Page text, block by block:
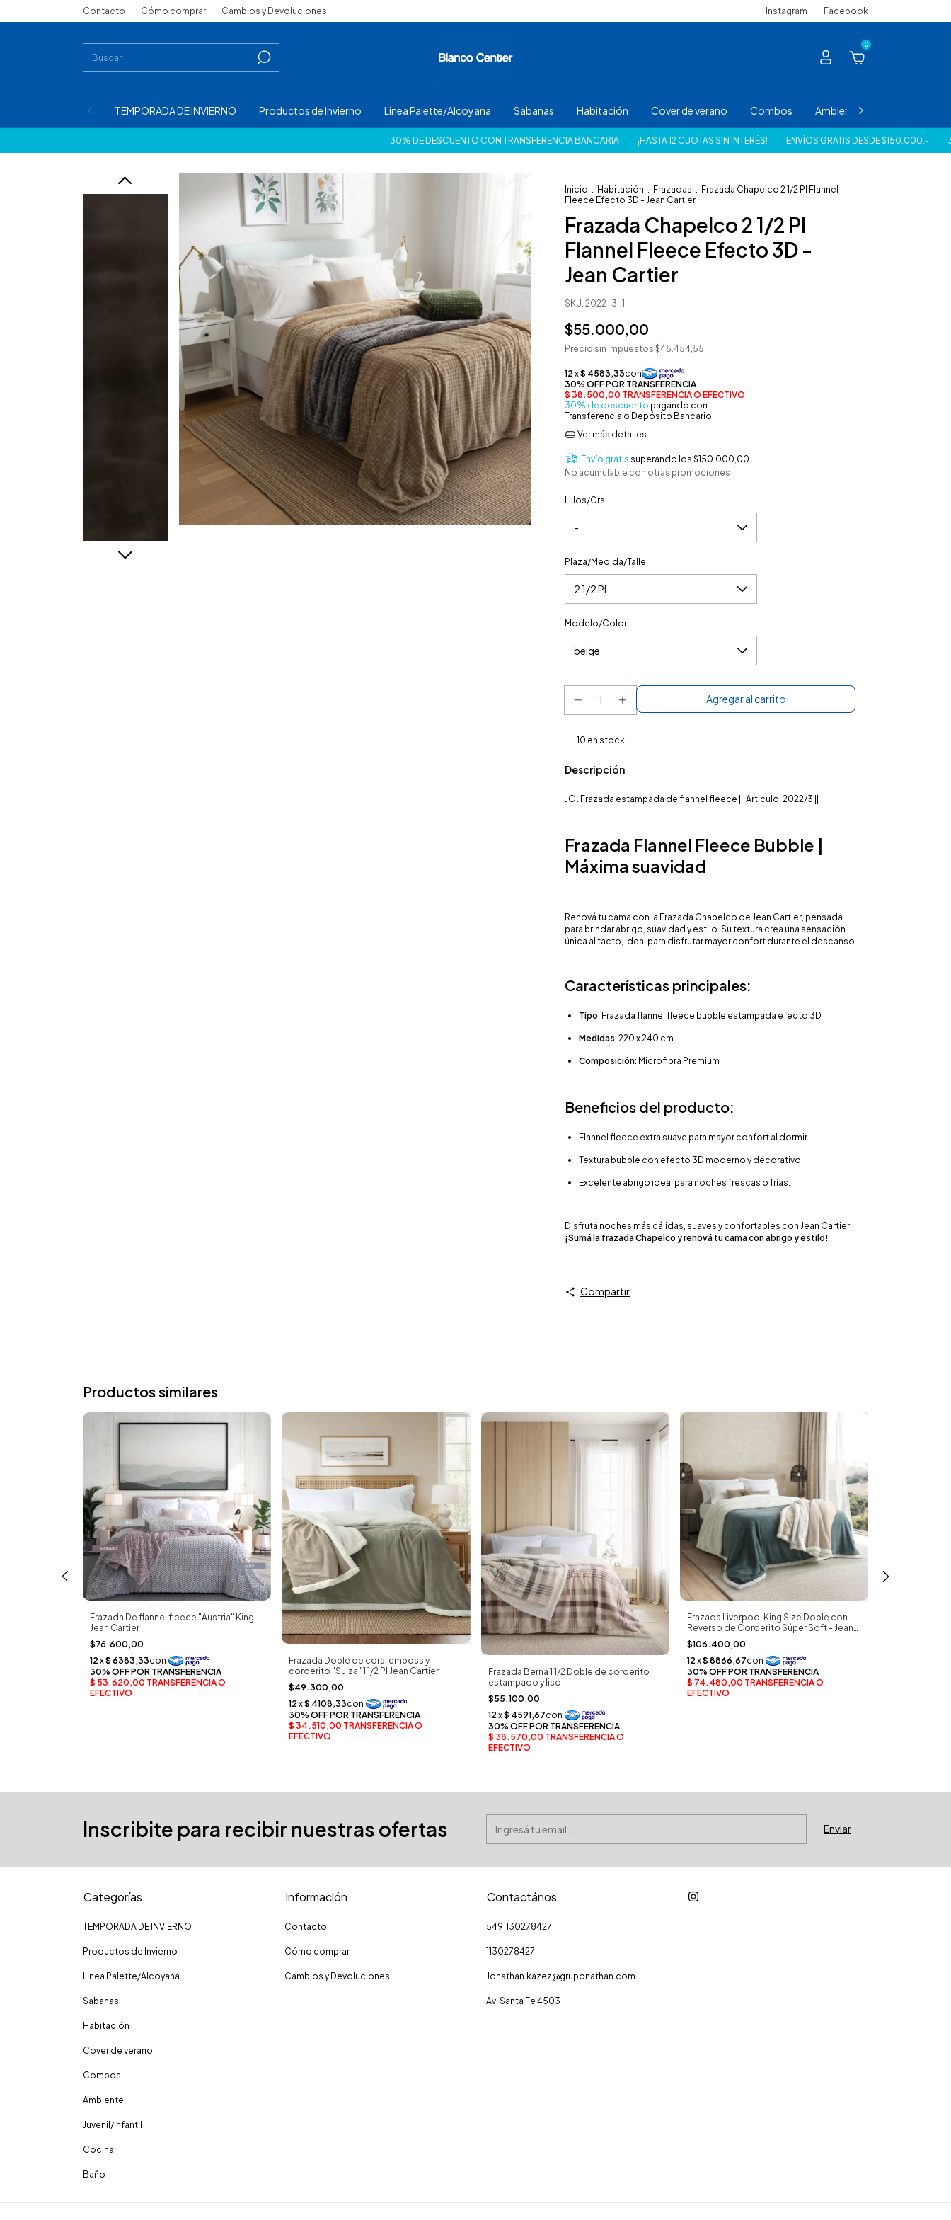
Contacto Cómo comprar Cambios y Devoluciones Instagram Facebook
0
TEMPORADA DE INVIERNO Productos de Invierno Linea Palette/Alcoyana Sabanas Habitación Cover de verano Combos Ambiente
30% DE DESCUENTO CON TRANSFERENCIA BANCARIA ¡HASTA 12 CUOTAS SIN INTERÉS! ENVÍOS GRATIS DESDE $150.000.- 30% DE
Inicio . Habitación . Frazadas . Frazada Chapelco 2 1/2 Pl Flannel
Fleece Efecto 3D - Jean Cartier
Frazada Chapelco 2 1/2 Pl
Flannel Fleece Efecto 3D -
Jean Cartier
SKU: 2022_3-1
$55.000,00
Precio sin impuestos $45.454,55
30% de descuento pagando con
Transferencia o Depósito Bancario
Ver más detalles
Envío gratis superando los $150.000,00
No acumulable con otras promociones
Hilos/Grs
Plaza/Medida/Talle
Modelo/Color
10 en stock
Descripción
JC . Frazada estampada de flannel fleece || Articulo: 2022/3 ||
Frazada Flannel Fleece Bubble |
Máxima suavidad
Renová tu cama con la Frazada Chapelco de Jean Cartier, pensada
para brindar abrigo, suavidad y estilo. Su textura crea una sensación
única al tacto, ideal para disfrutar mayor confort durante el descanso.
Características principales:
Tipo: Frazada flannel fleece bubble estampada efecto 3D
Medidas: 220 x 240 cm
Composición: Microfibra Premium
Beneficios del producto:
Flannel fleece extra suave para mayor confort al dormir.
Textura bubble con efecto 3D moderno y decorativo.
Excelente abrigo ideal para noches frescas o frías.
Disfrutá noches más cálidas, suaves y confortables con Jean Cartier.
¡Sumá la frazada Chapelco y renová tu cama con abrigo y estilo!
Compartir
Productos similares
Frazada De flannel fleece "Austria" King
Jean Cartier
$76.600,00
Frazada Doble de coral emboss y
corderito "Suiza" 1 1/2 Pl Jean Cartier
$49.300,00
Frazada Berna 1 1/2 Doble de corderito
estampado y liso
$55.100,00
Frazada Liverpool King Size Doble con
Reverso de Corderito Súper Soft - Jean
Cartier
$106.400,00
Inscribite para recibir nuestras ofertas
Categorías
TEMPORADA DE INVIERNO
Productos de Invierno
Linea Palette/Alcoyana
Sabanas
Habitación
Cover de verano
Combos
Ambiente
Juvenil/Infantil
Cocina
Baño
Información
Contacto
Cómo comprar
Cambios y Devoluciones
Contactános
5491130278427
1130278427
Jonathan.kazez@gruponathan.com
Av. Santa Fe 4503